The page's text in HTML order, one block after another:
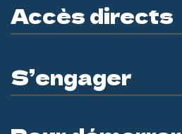
Accès directs
S’engager